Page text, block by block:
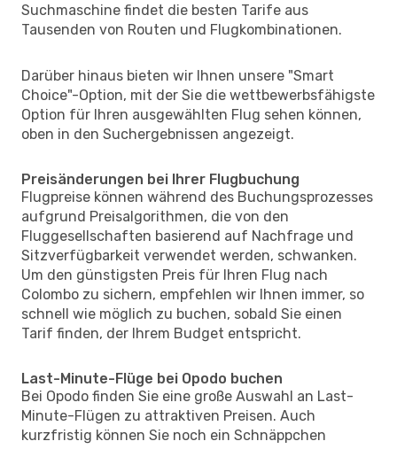
Suchmaschine findet die besten Tarife aus
Tausenden von Routen und Flugkombinationen.
Darüber hinaus bieten wir Ihnen unsere "Smart
Choice"-Option, mit der Sie die wettbewerbsfähigste
Option für Ihren ausgewählten Flug sehen können,
oben in den Suchergebnissen angezeigt.
Preisänderungen bei Ihrer Flugbuchung
Flugpreise können während des Buchungsprozesses
aufgrund Preisalgorithmen, die von den
Fluggesellschaften basierend auf Nachfrage und
Sitzverfügbarkeit verwendet werden, schwanken.
Um den günstigsten Preis für Ihren Flug nach
Colombo zu sichern, empfehlen wir Ihnen immer, so
schnell wie möglich zu buchen, sobald Sie einen
Tarif finden, der Ihrem Budget entspricht.
Last-Minute-Flüge bei Opodo buchen
Bei Opodo finden Sie eine große Auswahl an Last-
Minute-Flügen zu attraktiven Preisen. Auch
kurzfristig können Sie noch ein Schnäppchen